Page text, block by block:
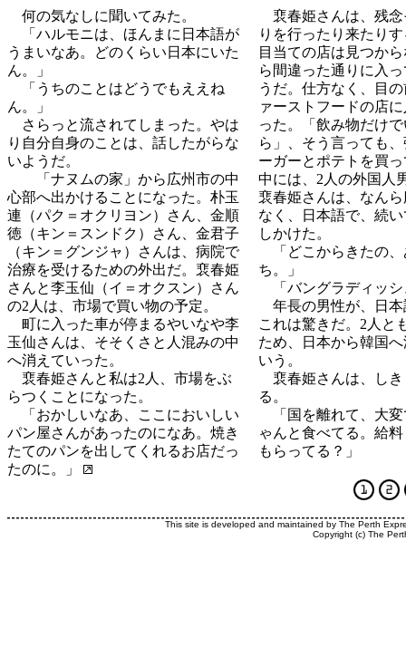
何の気なしに聞いてみた。
「ハルモニは、ほんまに日本語が
うまいなあ。どのくらい日本にいた
ん。」
「うちのことはどうでもええね
ん。」
さらっと流されてしまった。やは
り自分自身のことは、話したがらな
いようだ。
「ナヌムの家」から広州市の中
心部へ出かけることになった。朴玉
連（パク＝オクリヨン）さん、金順
徳（キン＝スンドク）さん、金君子
（キン＝グンジャ）さんは、病院で
治療を受けるための外出だ。裵春姫
さんと李玉仙（イ＝オクスン）さん
の2人は、市場で買い物の予定。
町に入った車が停まるやいなや李
玉仙さんは、そそくさと人混みの中
へ消えていった。
裵春姫さんと私は2人、市場をぶ
らつくことになった。
「おかしいなあ、ここにおいしい
パン屋さんがあったのになあ。焼き
たてのパンを出してくれるお店だっ
たのに。」
裵春姫さんは、残念
りを行ったり来たり
目当ての店は見つか
ら間違った通りに入
うだ。仕方なく、目
ァーストフードの店
った。「飲み物だけ
ら」、そう言っても
ーガーとポテトを買
中には、2人の外国人
裵春姫さんは、なん
なく、日本語で、続
しかけた。
「どこからきたの
ち。」
「バングラディッシ
年長の男性が、日本
これは驚きだ。2人と
ため、日本から韓国
いう。
裵春姫さんは、し
る。
「国を離れて、大変
ゃんと食べてる。給
もらってる？」
This site is developed and maintained by The Perth
Copyright (c) The